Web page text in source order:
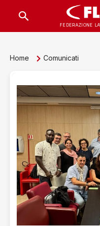
FEDERAZIONE
Home Comunicati